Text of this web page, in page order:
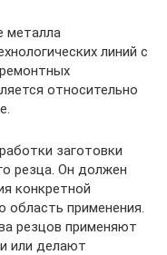
металла
линий с
относительно
заготовки
резца. Он должен
конкретной
область применения.
резцов применяют
или делают